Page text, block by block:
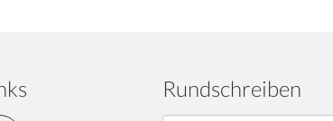
Rundschreiben